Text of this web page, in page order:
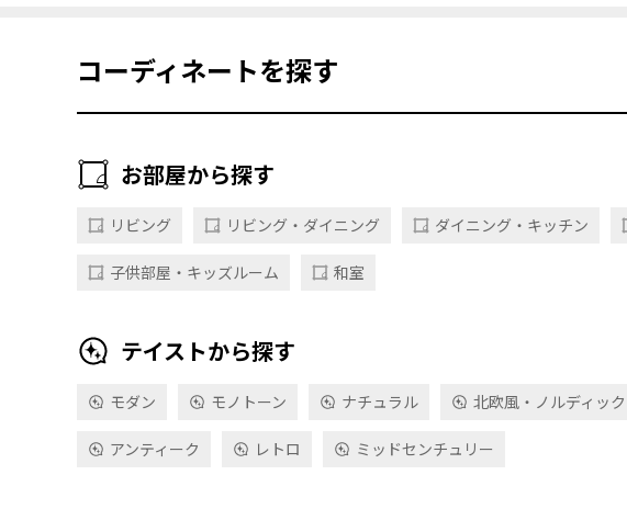
コーディネートを探す
お部屋から探す
リビング リビング・ダイニング ダイニング・キッチン
子供部屋・キッズルーム 和室
テイストから探す
モダン モノトーン ナチュラル 北欧風・ノルディック
アンティーク レトロ ミッドセンチュリー